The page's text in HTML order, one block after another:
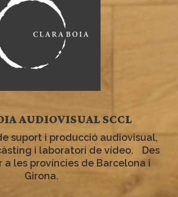
AUDIOVISUAL SCCL
suport i producció audiovisual,
i laboratori de vídeo. Des
a les províncies de Barcelona i
Girona.